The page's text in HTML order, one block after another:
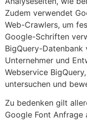
Zudem verwendet
Web-Crawlers, um
Google-Schriften
BigQuery-
Unternehmer und
Webservice
untersuchen und
Zu bedenken gilt
Google Font Anfrage